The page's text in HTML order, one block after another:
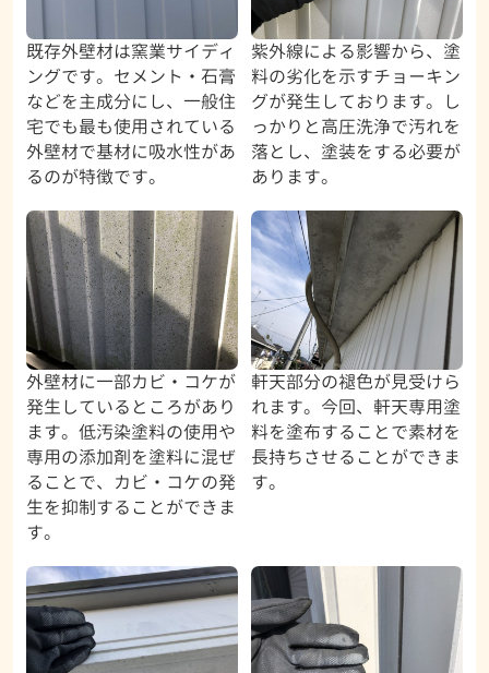
既存外壁材は窯業サイディ
ングです。セメント・石膏
などを主成分にし、一般住
宅でも最も使用されている
外壁材で基材に吸水性があ
るのが特徴です。
紫外線による影響から、塗
料の劣化を示すチョーキン
グが発生しております。し
っかりと高圧洗浄で汚れを
落とし、塗装をする必要が
あります。
外壁材に一部カビ・コケが
発生しているところがあり
ます。低汚染塗料の使用や
専用の添加剤を塗料に混ぜ
ることで、カビ・コケの発
生を抑制することができま
す。
軒天部分の褪色が見受けら
れます。今回、軒天専用塗
料を塗布することで素材を
長持ちさせることができま
す。